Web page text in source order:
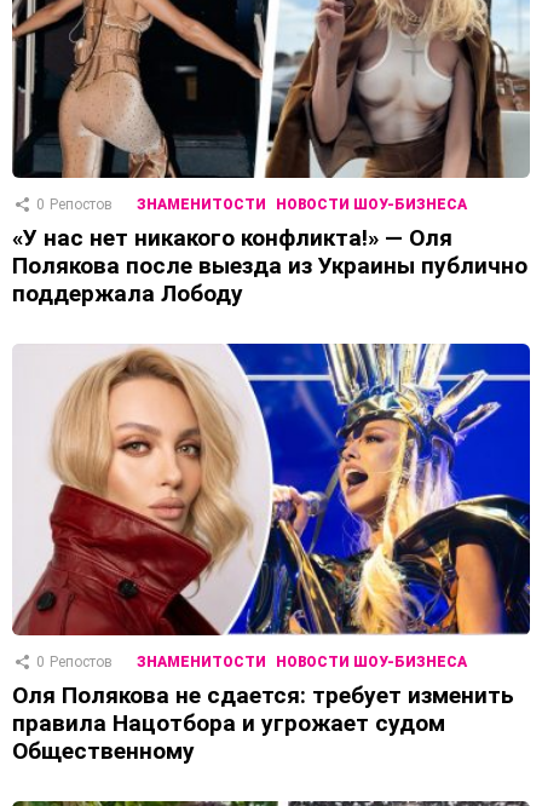
0 Репостов ЗНАМЕНИТОСТИ НОВОСТИ ШОУ-БИЗНЕСА
«У нас нет никакого конфликта!» — Оля
Полякова после выезда из Украины публично
поддержала Лободу
0 Репостов ЗНАМЕНИТОСТИ НОВОСТИ ШОУ-БИЗНЕСА
Оля Полякова не сдается: требует изменить
правила Нацотбора и угрожает судом
Общественному